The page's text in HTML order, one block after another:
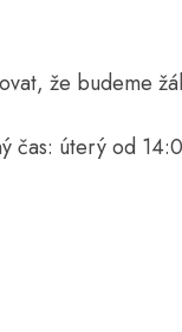
že budeme
čas: úterý od